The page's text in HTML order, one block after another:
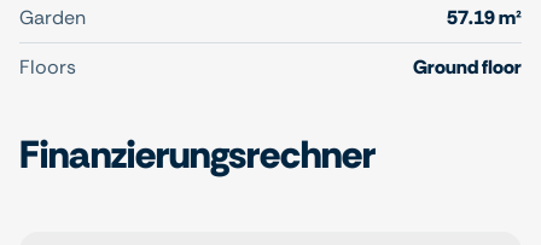
Garden
57.19 m²
Floors
Ground floor
Finanzierungsrechner